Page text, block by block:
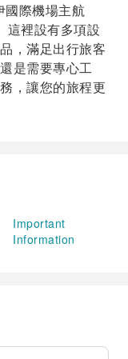
國際機場主航
這裡設有多項設
，滿足出行旅客
是需要專心工
，讓您的旅程更
Important
Information